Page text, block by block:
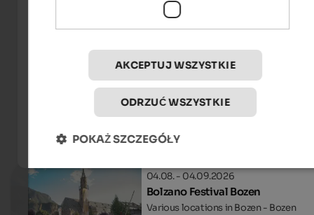
IDM Südtirol-Alto Adige/Alex Filz
Wydarzeniain Bozen and environs
04.08. - 04.09.2026
Bolzano Festival Bozen
Various locations in Bozen - Bozen
AKCEPTUJ WSZYSTKIE
ODRZUĆ WSZYSTKIE
POKAŻ SZCZEGÓŁY